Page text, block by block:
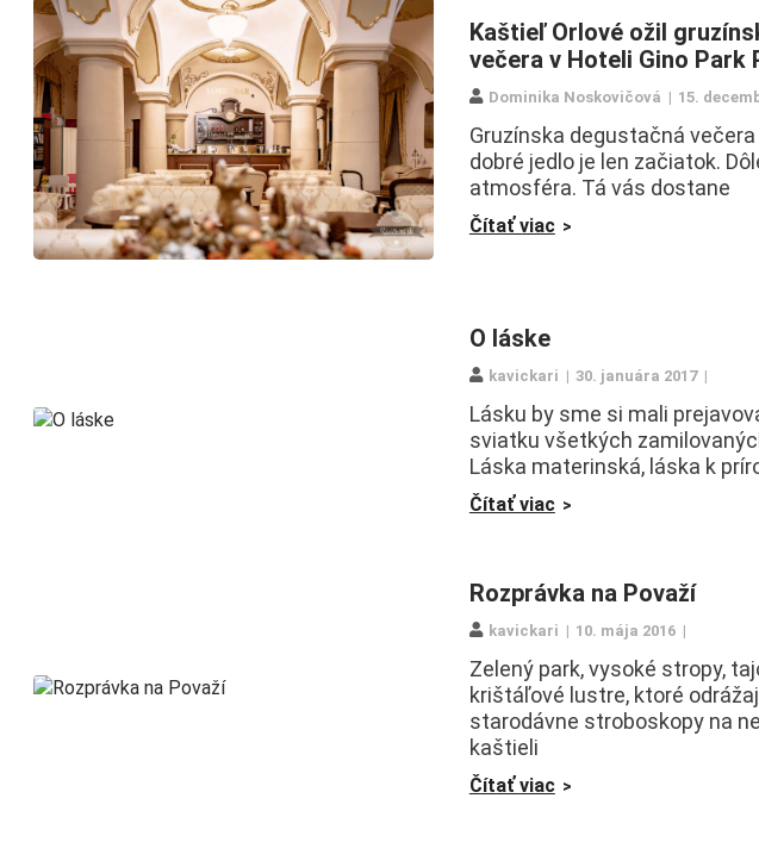
Kaštieľ Orlové ožil
večera v Hoteli Gino Park
Dominika Noskovičová 15.
Gruzínska degustačná
dobré jedlo je len začiatok.
atmosféra. Tá vás dostane
Čítať viac
O láske
kavickari 30. januára 2017
Lásku by sme si mali
sviatku všetkých
Láska materinská, láska k
Čítať viac
Rozprávka na Považí
kavickari 10. mája 2016
Zelený park, vysoké stropy,
krištáľové lustre, ktoré
starodávne stroboskopy na
kaštieli
Čítať viac